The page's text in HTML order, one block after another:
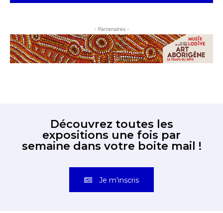
- Partenaires -
Découvrez toutes les
expositions une fois par
semaine dans votre boite mail !
Je m'inscris